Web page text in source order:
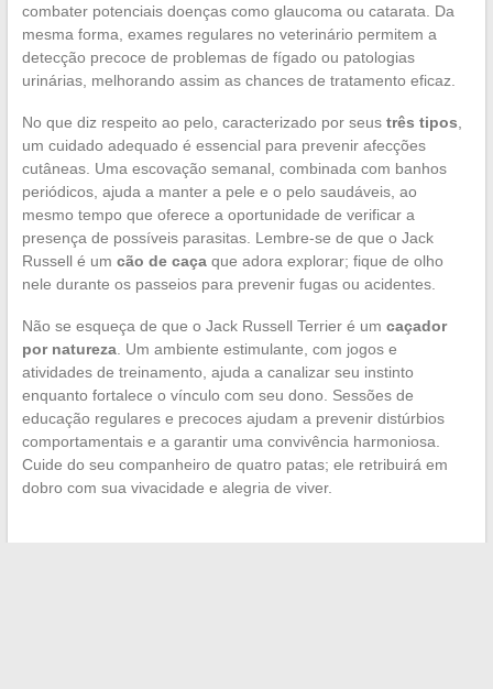
combater potenciais doenças como glaucoma ou catarata. Da
mesma forma, exames regulares no veterinário permitem a
detecção precoce de problemas de fígado ou patologias
urinárias, melhorando assim as chances de tratamento eficaz.
No que diz respeito ao pelo, caracterizado por seus três tipos
um cuidado adequado é essencial para prevenir afecções
cutâneas. Uma escovação semanal, combinada com banhos
periódicos, ajuda a manter a pele e o pelo saudáveis, ao
mesmo tempo que oferece a oportunidade de verificar a
presença de possíveis parasitas. Lembre-se de que o Jack
Russell é um cão de caçaque adora explorar; fique de olho
nele durante os passeios para prevenir fugas ou acidentes.
Não se esqueça de que o Jack Russell Terrier é um caçador
por natureza. Um ambiente estimulante, com jogos e
atividades de treinamento, ajuda a canalizar seu instinto
enquanto fortalece o vínculo com seu dono. Sessões de
educação regulares e precoces ajudam a prevenir distúrbios
comportamentais e a garantir uma convivência harmoniosa.
Cuide do seu companheiro de quatro patas; ele retribuirá em
dobro com sua vivacidade e alegria de viver.